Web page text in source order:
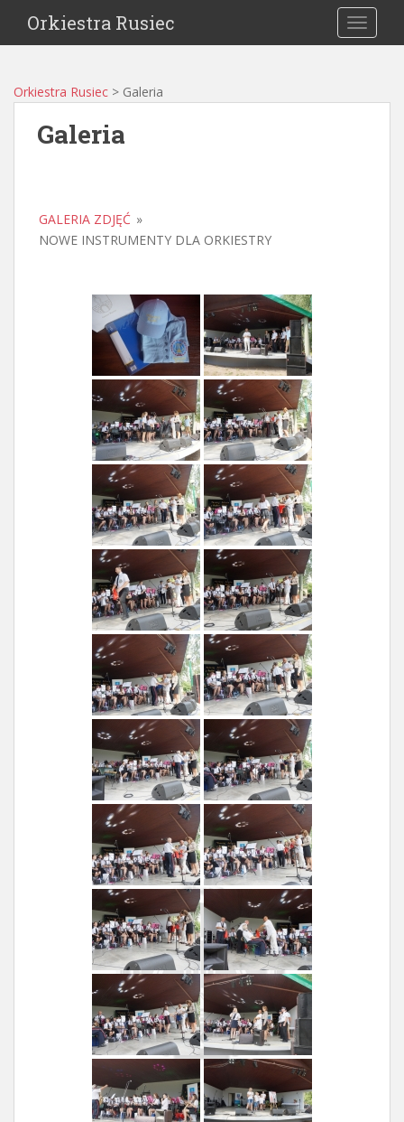
Orkiestra Rusiec
Orkiestra Rusiec > Galeria
Galeria
GALERIA ZDJĘĆ »
NOWE INSTRUMENTY DLA ORKIESTRY